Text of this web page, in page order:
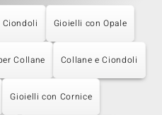
Ciondoli Gioielli con Opale
Collane Collane e Ciondoli
Gioielli con Cornice